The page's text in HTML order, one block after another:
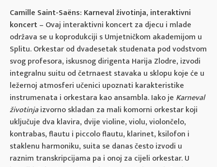
Camille Saint-Saëns: Karneval životinja, interaktivni
koncert– Ovaj interaktivni koncert za djecu i mlade
održava se u koprodukciji s Umjetničkom akademijom u
Splitu. Orkestar od dvadesetak studenata pod vodstvom
svog profesora, iskusnog dirigenta Harija Zlodre, izvodi
integralnu suitu od četrnaest stavaka u sklopu koje će u
ležernoj atmosferi učenici upoznati karakteristike
instrumenata i orkestara kao ansambla. Iako je Karneval
životinjaizvorno skladan za mali komorni orkestar koji
uključuje dva klavira, dvije violine, violu, violončelo,
kontrabas, flautu i piccolo flautu, klarinet, ksilofon i
staklenu harmoniku, suita se danas često izvodi u
raznim transkripcijama pa i onoj za cijeli orkestar. U